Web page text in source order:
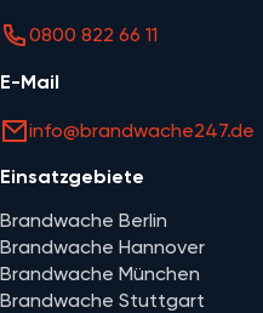
0800 822 66 11
E-Mail
info@brandwache247.de
Einsatzgebiete
Brandwache Berlin
Brandwache Hannover
Brandwache München
Brandwache Stuttgart